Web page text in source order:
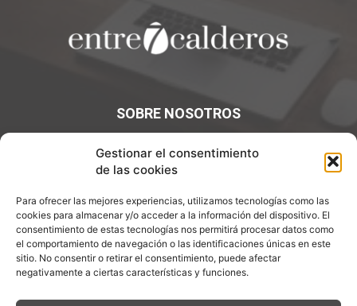
Gestionar el consentimiento
de las cookies
Para ofrecer las mejores experiencias, utilizamos tecnologías como las
cookies para almacenar y/o acceder a la información del dispositivo. El
consentimiento de estas tecnologías nos permitirá procesar datos como
el comportamiento de navegación o las identificaciones únicas en este
sitio. No consentir o retirar el consentimiento, puede afectar
negativamente a ciertas características y funciones.
SOBRE NOSOTROS
¡Bienvenidos a Entre7Calderos.com, el lugar donde la
gastronomía y la cultura culinaria se encuentran! Sumérgete
Contáctanos:info@entre7calderos.com
SÍGUENOS